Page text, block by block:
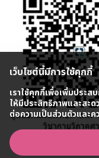
เว็บไซต์นี้มีการใช้คุกกี้
เราใช้คุกกี้เพื่อเพิ่มประส
ให้มีประสิทธิภาพและสะ
ต่อความเป็นส่วนตัวแล